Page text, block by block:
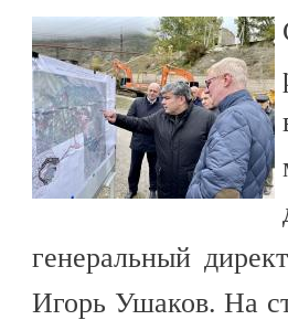
генеральный
Игорь Ушаков. На